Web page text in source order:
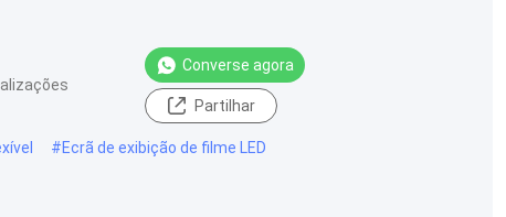
Converse agora
Partilhar
#Ecrã de exibição de filme LED